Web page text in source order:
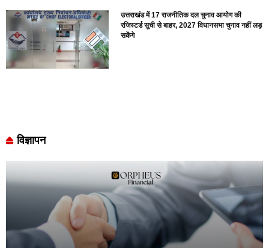
उत्तराखंड में 17 राजनीतिक दल चुनाव आयोग की
रजिस्टर्ड सूची से बाहर, 2027 विधानसभा चुनाव नहीं लड़
सकेंगे
विज्ञापन